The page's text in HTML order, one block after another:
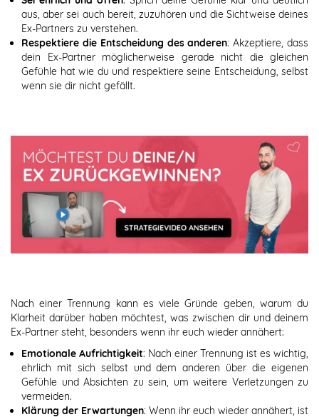
aus, aber sei auch bereit, zuzuhören und die Sichtweise deines
Ex-Partners zu verstehen.
Respektiere die Entscheidung des anderen: Akzeptiere, dass
dein Ex-Partner möglicherweise gerade nicht die gleichen
Gefühle hat wie du und respektiere seine Entscheidung, selbst
wenn sie dir nicht gefällt.
Nach einer Trennung kann es viele Gründe geben, warum du
Klarheit darüber haben möchtest, was zwischen dir und deinem
Ex-Partner steht, besonders wenn ihr euch wieder annähert:
Emotionale Aufrichtigkeit: Nach einer Trennung ist es wichtig,
ehrlich mit sich selbst und dem anderen über die eigenen
Gefühle und Absichten zu sein, um weitere Verletzungen zu
vermeiden.
Klärung der Erwartungen: Wenn ihr euch wieder annähert, ist